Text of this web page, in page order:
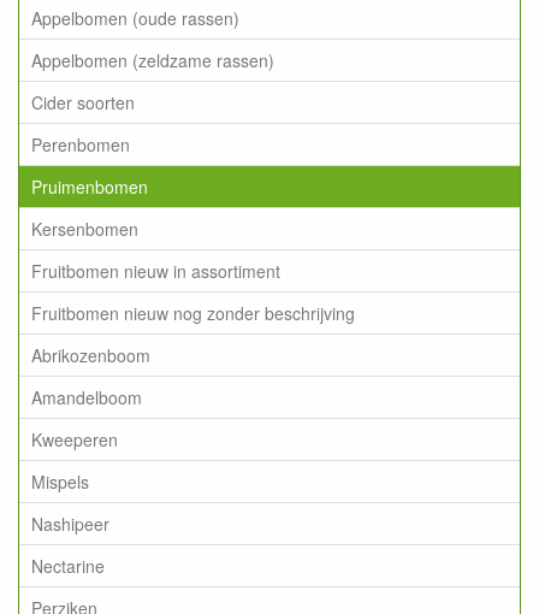
Appelbomen (oude rassen)
Appelbomen (zeldzame rassen)
Cider soorten
Perenbomen
Pruimenbomen
Kersenbomen
Fruitbomen nieuw in assortiment
Fruitbomen nieuw nog zonder beschrijving
Abrikozenboom
Amandelboom
Kweeperen
Mispels
Nashipeer
Nectarine
Perziken